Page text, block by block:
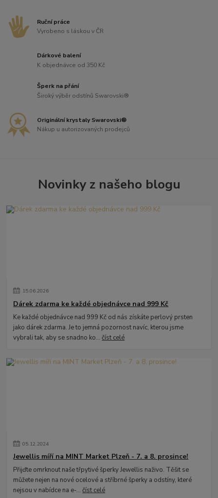
Ruční práce
Vyrobeno s láskou v ČR
Dárkové balení
K objednávce od 350 Kč
Šperk na přání
Široký výběr odstínů Swarovski®
Originální krystaly Swarovski®
Nákup u autorizovaných prodejců
Novinky z našeho blogu
15.06.2026
Dárek zdarma ke každé objednávce nad 999 Kč
Ke každé objednávce nad 999 Kč od nás získáte perlový prsten
jako dárek zdarma. Je to jemná pozornost navíc, kterou jsme
vybrali tak, aby se snadno ko...číst celé
05.12.2024
Jewellis míří na MINT Market Plzeň - 7. a 8. prosince!
Přijďte omrknout naše třpytivé šperky Jewellis naživo. Těšit se
můžete nejen na nové ocelové a stříbrné šperky a odstíny, které
nejsou v nabídce na e-...číst celé